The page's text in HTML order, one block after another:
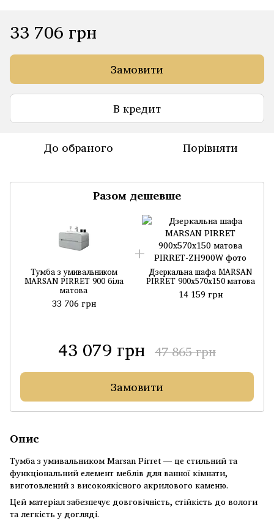
33 706 грн
Замовити
В кредит
До обраного Порівняти
Разом дешевше
Тумба з умивальником
MARSAN PIRRET 900 біла
матова
33 706 грн
Дзеркальна шафа MARSAN
PIRRET 900х570х150 матова
14 159 грн
43 079 грн 47 865 грн
Замовити
Опис
Тумба з умивальником Marsan Pirret — це стильний та
функціональний елемент меблів для ванної кімнати,
виготовлений з високоякісного акрилового каменю.
Цей матеріал забезпечує довговічність, стійкість до вологи
та легкість у догляді.